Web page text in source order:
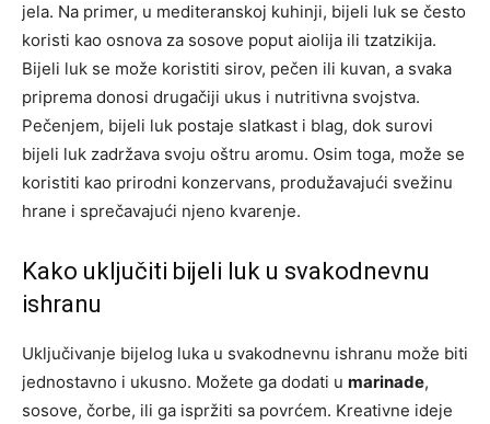
jela. Na primer, u mediteranskoj kuhinji, bijeli luk se često
koristi kao osnova za sosove poput aiolija ili tzatzikija.
Bijeli luk se može koristiti sirov, pečen ili kuvan, a svaka
priprema donosi drugačiji ukus i nutritivna svojstva.
Pečenjem, bijeli luk postaje slatkast i blag, dok surovi
bijeli luk zadržava svoju oštru aromu. Osim toga, može se
koristiti kao prirodni konzervans, produžavajući svežinu
hrane i sprečavajući njeno kvarenje.
Kako uključiti bijeli luk u svakodnevnu
ishranu
Uključivanje bijelog luka u svakodnevnu ishranu može biti
jednostavno i ukusno. Možete ga dodati u marinade,
sosove, čorbe, ili ga ispržiti sa povrćem. Kreativne ideje